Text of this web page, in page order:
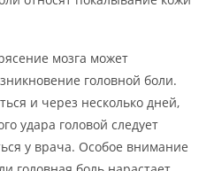
мозга может
головной боли.
и через несколько дней,
удара головой следует
у врача. Особое внимание